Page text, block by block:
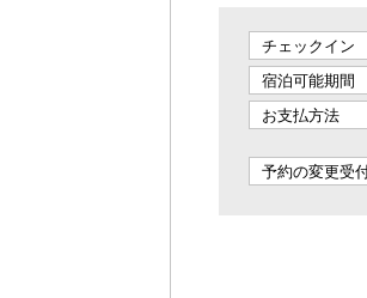
チェックイン
宿泊可能期間
お支払方法
予約の変更受